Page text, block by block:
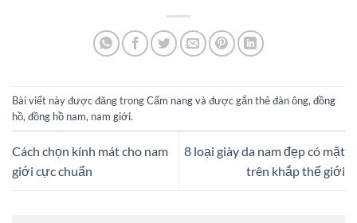
Bài viết này được đăng trongCẩm nangvà được gắn thẻđàn ông, đồng
hồ, đồng hồ nam, nam giới.
Cách chọn kính mát cho nam
giới cực chuẩn
8 loại giày da nam đẹp có mặt
trên khắp thế giới